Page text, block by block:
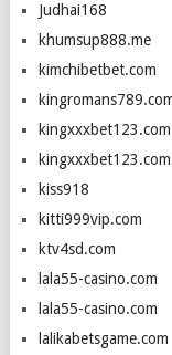
Judhai168
khumsup888.me
kimchibetbet.com
kingxxxbet123.com
kingxxxbet123.com
kiss918
kitti999vip.com
ktv4sd.com
lala55-casino.com
lala55-casino.com
lalikabetsgame.com